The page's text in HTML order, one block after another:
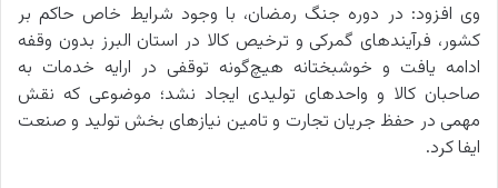
وی افزود: در دوره جنگ رمضان، با وجود شرایط خاص حاکم بر
کشور، فرآیندهای گمرکی و ترخیص کالا در استان البرز بدون وقفه
ادامه یافت و خوشبختانه هیچ‌گونه توقفی در ارایه خدمات به
صاحبان کالا و واحدهای تولیدی ایجاد نشد؛ موضوعی که نقش
مهمی در حفظ جریان تجارت و تامین نیازهای بخش تولید و صنعت
ایفا کرد.